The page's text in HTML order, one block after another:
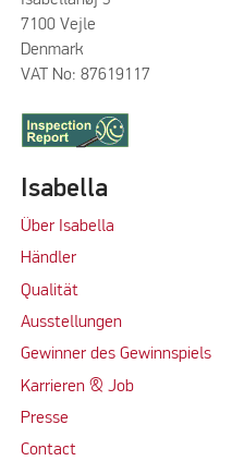
VILLA 300 INNENHIMMEL 550
7100 Vejle
Denmark
VAT No: 87619117
Isabella
Über Isabella
Händler
Qualität
Ausstellungen
Gewinner des Gewinnspiels
Karrieren & Job
Presse
Contact